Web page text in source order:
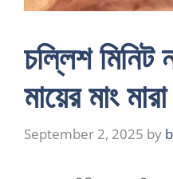
চল্লিশ মিনিট
মায়ের মাং মারা
September 2, 2025 by